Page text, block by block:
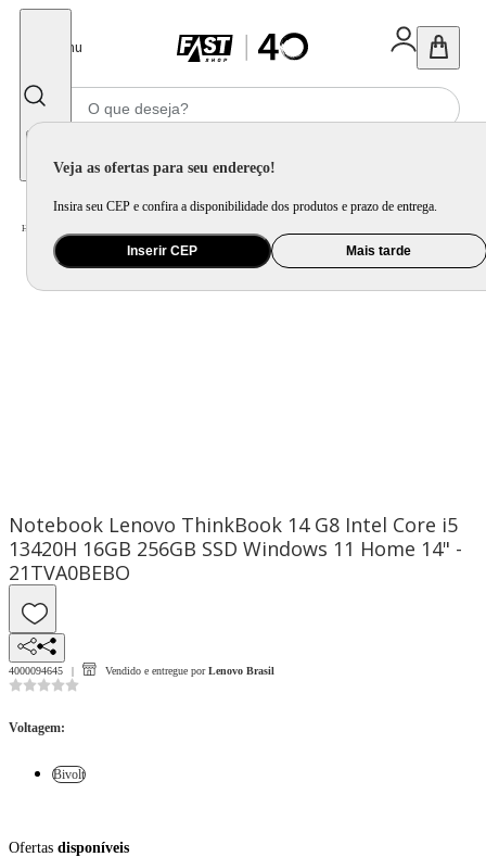
Menu
Veja as ofertas para seu endereço!
Insira seu CEP e confira a disponibilidade dos produtos e prazo de entrega.
Inserir CEP Mais tarde
Home
Notebook Lenovo ThinkBook 14 G8 Intel Core i5
13420H 16GB 256GB SSD Windows 11 Home 14" -
21TVA0BEBO
4000094645 Vendido e entregue por Lenovo Brasil
Voltagem:
Bivolt
Ofertas disponíveis